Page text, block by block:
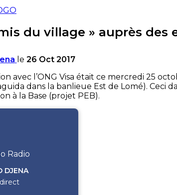
du village » auprès des
le 26 Oct 2017
avec l’ONG Visa était ce mercredi 25
dans la banlieue Est de Lomé). Ceci
à la Base (projet PEB).
DJENA